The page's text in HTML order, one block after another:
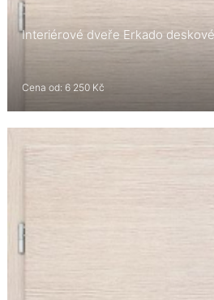
Interiérové dveře Erkado
Cena od: 6 250 Kč